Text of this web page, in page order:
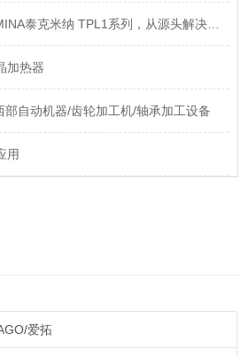
告别脉动与波动：TACMINA泰克米纳 TPL1系列，从源头解决流体输送的精度难题
加热器
部自动机器/齿轮加工机/轴承加工设备
用
爱拓